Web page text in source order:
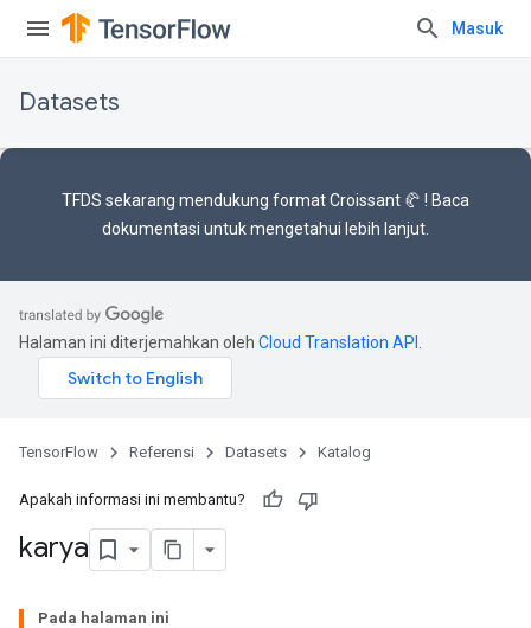
Masuk
Datasets
TFDS sekarang mendukung format Croissant 🥐 ! Baca
dokumentasi untuk mengetahui lebih lanjut.
Halaman ini diterjemahkan oleh Cloud Translation API
TensorFlow Referensi Datasets Katalog
Apakah informasi ini membantu?
karya
Pada halaman ini